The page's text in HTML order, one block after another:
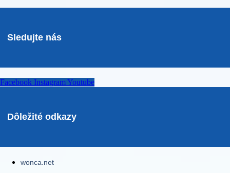
Sledujte nás
Facebook Instagram Youtube
Dôležité odkazy
wonca.net